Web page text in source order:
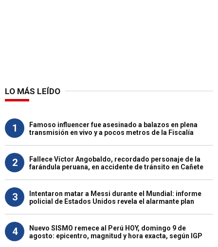
LO MÁS LEÍDO
1
Famoso influencer fue asesinado a balazos en plena
transmisión en vivo y a pocos metros de la Fiscalía
2
Fallece Víctor Angobaldo, recordado personaje de la
farándula peruana, en accidente de tránsito en Cañete
3
Intentaron matar a Messi durante el Mundial: informe
policial de Estados Unidos revela el alarmante plan
4
Nuevo SISMO remece al Perú HOY, domingo 9 de
agosto: epicentro, magnitud y hora exacta, según IGP